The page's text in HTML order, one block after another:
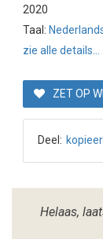
2020
Taal:
zie alle details...
ZET OP
Deel: kopieer
Helaas,